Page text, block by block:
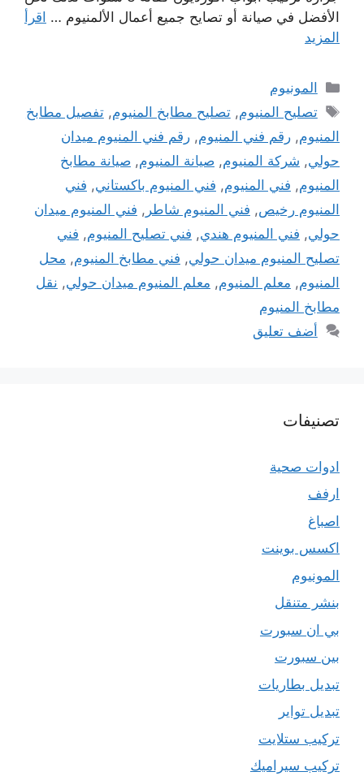
الأفضل في صيانة أو تصايح جميع أعمال الألمنيوم … اقرأ
المزيد
التصنيفات
المونيوم
الوسوم
تصليح المنيوم,تصليح مطابخ المنيوم,تفصيل مطابخ
المنيوم, رقم فني المنيوم, رقم فني المنيوم ميدان
حولي, شركة المنيوم, صيانة المنيوم, صيانة مطابخ
المنيوم, فني المنيوم, فني المنيوم باكستاني, فني
المنيوم رخيص, فني المنيوم شاطر , فني المنيوم ميدان
حولي, فني المنيوم هندي, فني تصليح المنيوم, فني
تصليح المنيوم ميدان حولي, فني مطابخ المنيوم, محل
المنيوم, معلم المنيوم, معلم المنيوم ميدان حولي, نقل
مطابخ المنيوم
أضف تعليق
تصنيفات
ادوات صحية
ارفف
اصباغ
اكسس بوينت
المونيوم
بنشر متنقل
بي ان سبورت
بين سبورت
تبديل بطاريات
تبديل تواير
تركيب ستلايت
تركيب سيراميك